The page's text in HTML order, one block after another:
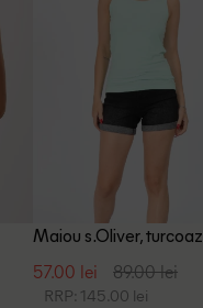
Maiou s.Oliver, turcoaz
57.00 lei 89.00 lei
RRP: 145.00 lei